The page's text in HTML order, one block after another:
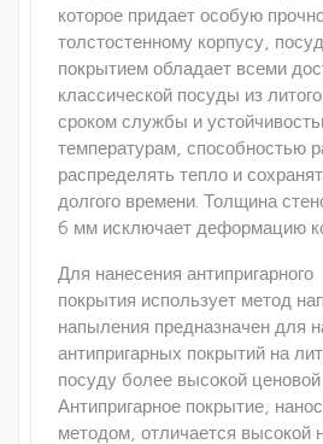
которое придает особую
толстостенному корпусу,
покрытием обладает всеми
классической посуды из
сроком службы и
температурам, способностью
распределять тепло и
долгого времени. Толщина
6 мм исключает деформацию
Для нанесения антипригарного
покрытия использует метод
напыления предназначен для
антипригарных покрытий на
посуду более высокой ценовой
Антипригарное покрытие,
методом, отличается высокой